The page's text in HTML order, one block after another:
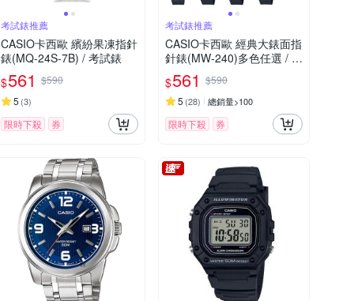
考試錶推薦
CASIO卡西歐 繽紛果凍指針
錶(MQ-24S-7B) / 考試錶
$561 $590
5 (3)
限時下殺 券
考試錶推薦
CASIO卡西歐 經典大錶面指
針錶(MW-240)多色任選 / 考
試錶
$561 $590
5 (28) 總銷量>100
限時下殺 券